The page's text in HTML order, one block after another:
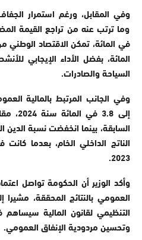
وفي المقابل، ورغم استمرار
المائة، بفضل الأداء الإيجابي
السياحة والصادرات.
وفي الجانب المرتبط بالمالية
2023
.
وأكد الوزير أن الحكومة تواصل
العمومي بالنتائج المحققة، مشيرا
التنظيمي لقانون المالية
وتحسين مردودية الإنفاق العمومي.